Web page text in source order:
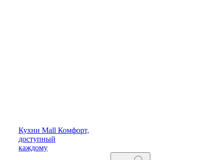
Кухни Mall Комфорт,
доступный
каждому